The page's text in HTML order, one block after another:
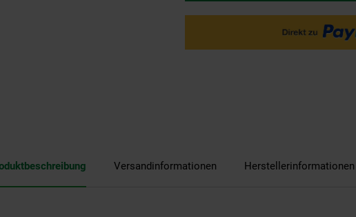
Versandinformationen Herstellerinformationen